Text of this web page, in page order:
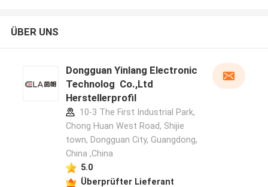
ÜBER UNS
Dongguan Yinlang Electronic
Technolog Co.,Ltd
Herstellerprofil
10-3 The First Industrial Park,
Chong Huan West Road, Shijie
town, Dongguan City, Guangdong,
China ,China
5.0
Überprüfter Lieferant